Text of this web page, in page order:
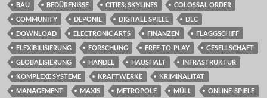
BAU
BEDÜRFNISSE CITIES: SKYLINES
COLOSSAL ORDER
COMMUNITY
DEPONIE DIGITALE SPIELE
DLC
DOWNLOAD
ELECTRONIC ARTS FINANZEN
FLAGGSCHIFF
FLEXIBILISIERUNG
FORSCHUNG FREE-TO-PLAY
GESELLSCHAFT
GLOBALISIERUNG
HANDEL HAUSHALT
INFRASTRUKTUR
KOMPLEXE SYSTEME
KRAFTWERKE
KRIMINALITÄT
MANAGEMENT
MAXIS METROPOLE MÜLL
ONLINE-SPIELE